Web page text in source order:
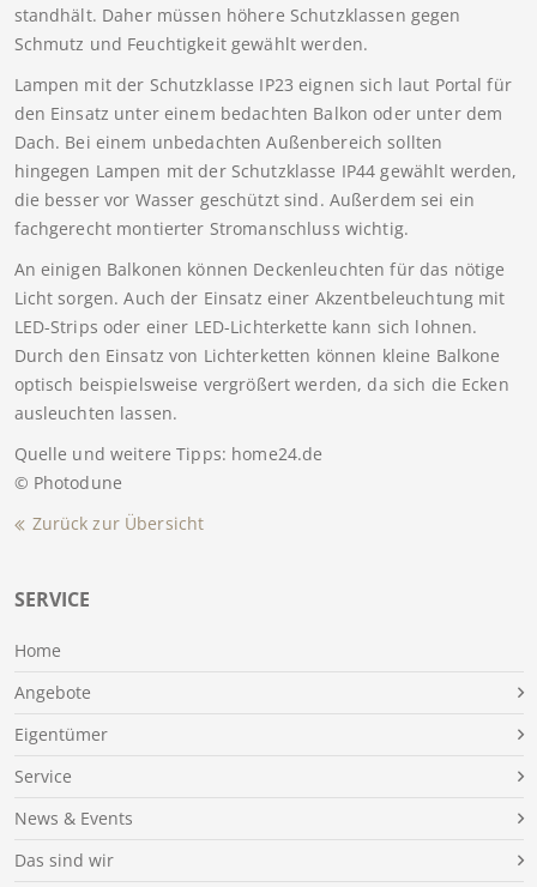
SERVICE
Home
Angebote
Eigentümer
Service
News & Events
Das sind wir
standhält. Daher müssen höhere Schutzklassen gegen
Schmutz und Feuchtigkeit gewählt werden.
Lampen mit der Schutzklasse IP23 eignen sich laut Portal für
den Einsatz unter einem bedachten Balkon oder unter dem
Dach. Bei einem unbedachten Außenbereich sollten
hingegen Lampen mit der Schutzklasse IP44 gewählt werden,
die besser vor Wasser geschützt sind. Außerdem sei ein
fachgerecht montierter Stromanschluss wichtig.
An einigen Balkonen können Deckenleuchten für das nötige
Licht sorgen. Auch der Einsatz einer Akzentbeleuchtung mit
LED-Strips oder einer LED-Lichterkette kann sich lohnen.
Durch den Einsatz von Lichterketten können kleine Balkone
optisch beispielsweise vergrößert werden, da sich die Ecken
ausleuchten lassen.
Quelle und weitere Tipps: home24.de
© Photodune
Zurück zur Übersicht